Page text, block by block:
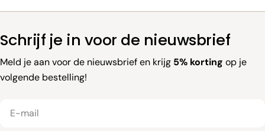
l
i
n
g
Schrijf je in voor de nieuwsbrief
Meld je aan voor de nieuwsbrief en krijg 5% korting op je
volgende bestelling!